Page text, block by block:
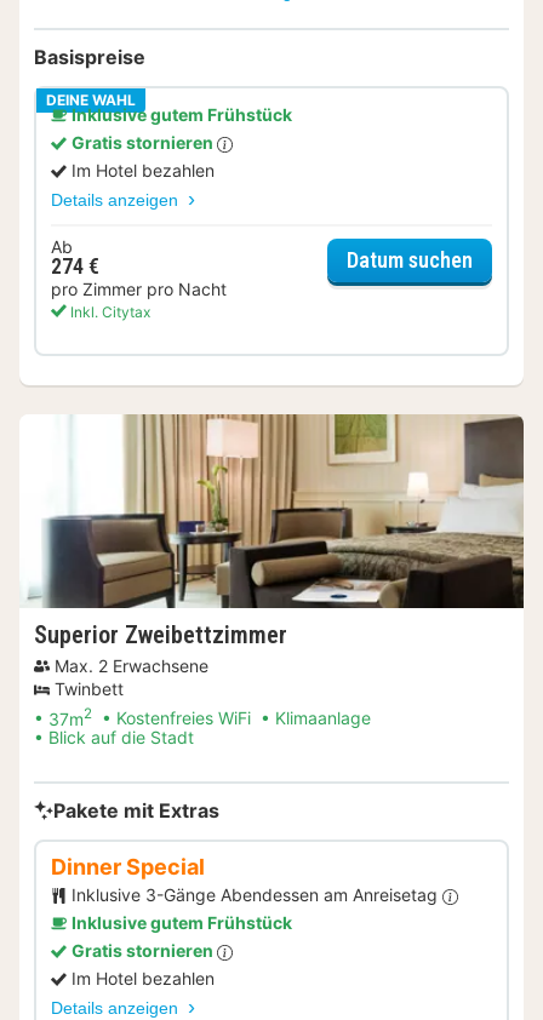
Basispreise
DEINE WAHL
Inklusive gutem Frühstück
Gratis stornieren
Im Hotel bezahlen
Details anzeigen
Ab
274 €
pro Zimmer pro Nacht
Inkl. Citytax
Datum suchen
Superior Zweibettzimmer
Max. 2 Erwachsene
Twinbett
37m2 Kostenfreies WiFi
Klimaanlage
Blick auf die Stadt
Pakete mit Extras
Dinner Special
Inklusive 3-Gänge Abendessen am Anreisetag
Inklusive gutem Frühstück
Gratis stornieren
Im Hotel bezahlen
Details anzeigen